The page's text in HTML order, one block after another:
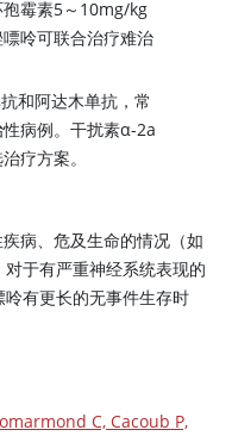
霉素5～10mg/kg
呤可联合治疗难治
和阿达木单抗，常
病例。干扰素α-2a
疗方案。
病、危及生命的情况（如
于有严重神经系统表现的
呤有更长的无事件生存时
C, Cacoub P,